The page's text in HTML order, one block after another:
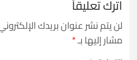
اترك تعليقاً
لن يتم نشر عنوان بريدك
مشار إليها بـ*